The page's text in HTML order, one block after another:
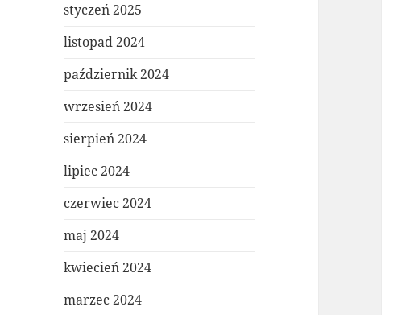
styczeń 2025
listopad 2024
październik 2024
wrzesień 2024
sierpień 2024
lipiec 2024
czerwiec 2024
maj 2024
kwiecień 2024
marzec 2024